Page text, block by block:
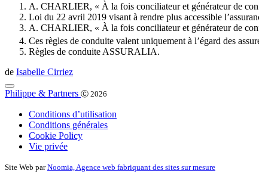
A. CHARLIER, « À la fois conciliateur et générateur de
Loi du 22 avril 2019 visant à rendre plus accessible
A. CHARLIER, « À la fois conciliateur et générateur de
Ces règles de conduite valent uniquement à l’égard des
Règles de conduite ASSURALIA.
de Isabelle Cirriez
Philippe & Partners Ⓒ 2026
Conditions d’utilisation
Conditions générales
Cookie Policy
Vie privée
Site Web parNoomia, Agence web fabriquant des sites sur mesure